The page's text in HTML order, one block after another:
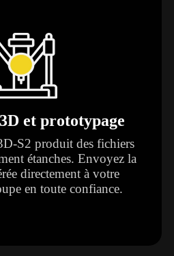
et prototypage
S2 produit des fichiers
étanches. Envoyez la
directement à votre
en toute confiance.